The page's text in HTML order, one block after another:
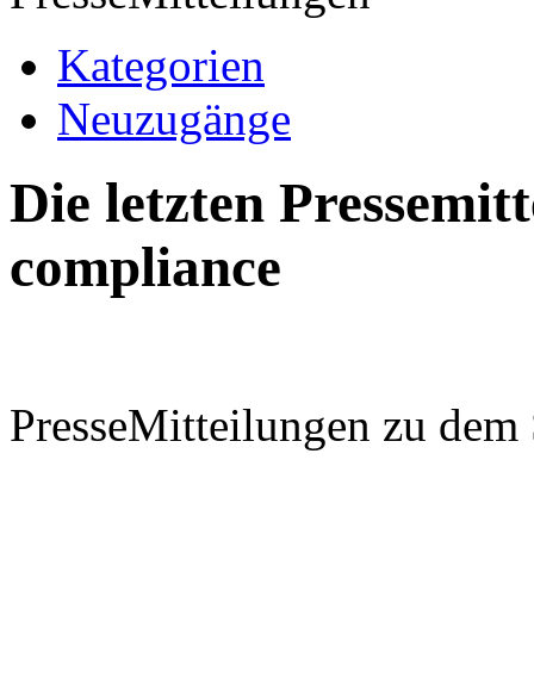
Kategorien
Neuzugänge
Die letzten
compliance
PresseMitteilungen zu